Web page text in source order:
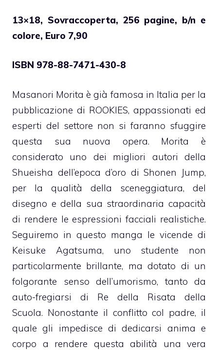
13×18, Sovraccoperta, 256 pagine, b/n e
colore, Euro 7,90
ISBN 978-88-7471-430-8
Masanori Morita è già famosa in Italia per la
pubblicazione di ROOKIES, appassionati ed
esperti del settore non si faranno sfuggire
questa sua nuova opera. Morita è
considerato uno dei migliori autori della
Shueisha dell’epoca d’oro di Shonen Jump,
per la qualità della sceneggiatura, del
disegno e della sua straordinaria capacità
di rendere le espressioni facciali realistiche.
Seguiremo in questo manga le vicende di
Keisuke Agatsuma, uno studente non
particolarmente brillante, ma dotato di un
folgorante senso dell’umorismo, tanto da
auto-fregiarsi di Re della Risata della
Scuola. Nonostante il conflitto col padre, il
quale gli impedisce di dedicarsi anima e
corpo a rendere questa abilità una vera